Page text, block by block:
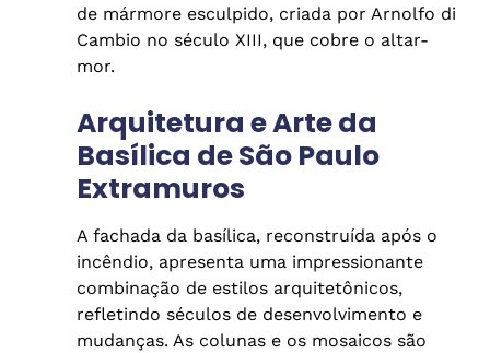
de mármore esculpido, criada por Arnolfo di
Cambio no século XIII, que cobre o altar-
mor.
Arquitetura e Arte da
Basílica de São Paulo
Extramuros
A fachada da basílica, reconstruída após o
incêndio, apresenta uma impressionante
combinação de estilos arquitetônicos,
refletindo séculos de desenvolvimento e
mudanças. As colunas e os mosaicos são